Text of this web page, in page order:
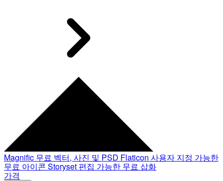
Magnific 무료 벡터, 사진 및 PSD Flaticon 사용자 지정 가능한
무료 아이콘 Storyset 편집 가능한 무료 삽화
가격